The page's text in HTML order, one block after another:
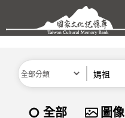
跳到主要內容區塊
分類
全部 圖像